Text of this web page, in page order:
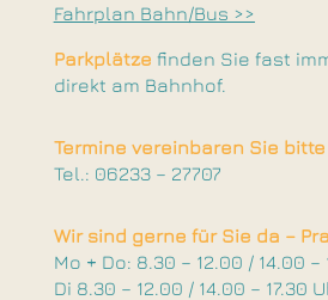
Fahrplan Bahn/Bus >>
Parkplätze finden Sie fast
direkt am Bahnhof.
Termine vereinbaren Sie
Tel.: 06233 – 27707
Wir sind gerne für Sie da –
Mo + Do: 8.30 – 12.00 / 14.00 –
Di 8.30 – 12.00 / 14.00 – 17.30